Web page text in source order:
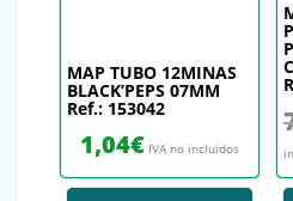
MAP TUBO 12MINAS
BLACK’PEPS 07MM
Ref.: 153042
1,04€ IVA no incluidos